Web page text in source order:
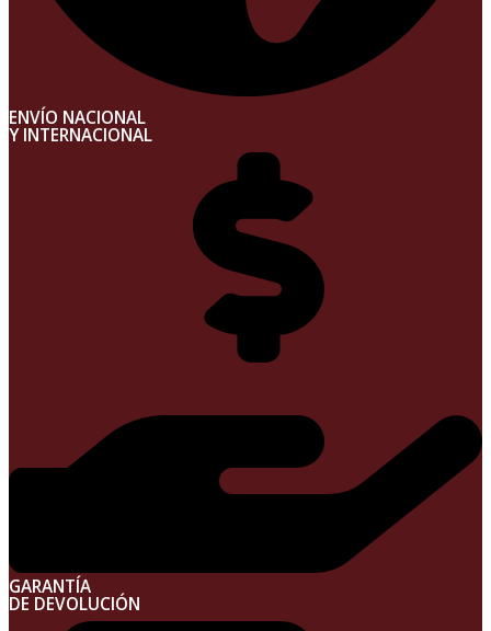
ENVÍO NACIONAL
Y INTERNACIONAL
GARANTÍA
DE DEVOLUCIÓN